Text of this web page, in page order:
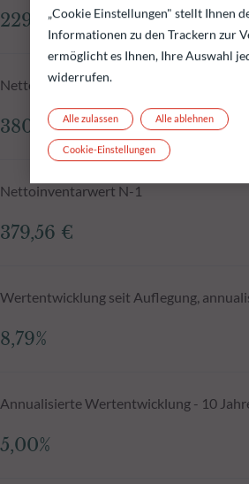
229,36 Mio.€
Nettoinventarwert zum 05.08.2026
380,70 €
Nettoinventarwert N-1
379,56 €
Wertentwicklung seit Auflegung,
8,79%
Annualisierte Wertentwicklung - 10
5,00%
„Cookie Einstellungen" stellt Ihnen
Informationen zu den Trackern zur
ermöglicht es Ihnen, Ihre Auswahl
widerrufen.
Alle ablehnen
Alle zulassen
Cookie-Einstellungen